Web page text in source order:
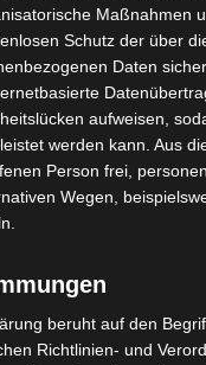
und
mit Euren Liebsten.
heute mit unserer
und stoßen
Jahr 2016
Hus an.
es heute Raclette
Nachtisch kommt der
Maßnahmen
Schutz der über
Daten
aufweisen,
werden kann. Aus
Person frei,
Wegen,
beruht auf den
Richtlinien- und